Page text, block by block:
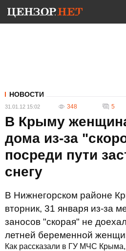
НОВОСТИ
31.01.12 15:02 348 5
В Крыму
дома из-за
посреди пути
снегу
В Нижнегорском районе
вторник, 31 января из-за
заносов "скорая" не
летней беременной
Как рассказали в ГУ МЧС